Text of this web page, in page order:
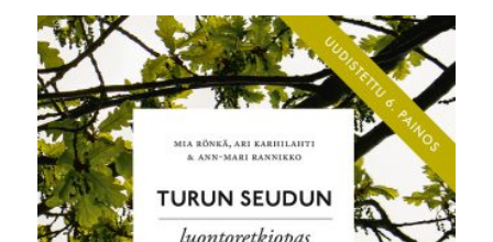
oli:
35,00 €.
on:
29,90 €.